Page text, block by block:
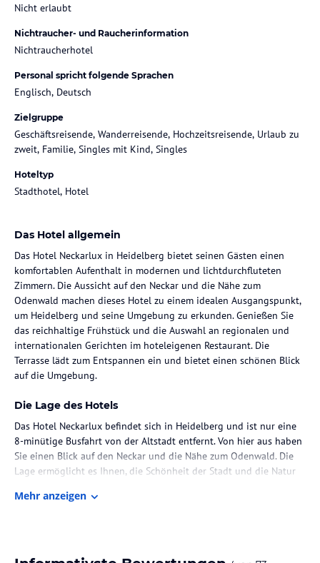
Nicht erlaubt
Nichtraucher- und Raucherinformation
Nichtraucherhotel
Personal spricht folgende Sprachen
Englisch, Deutsch
Zielgruppe
Geschäftsreisende, Wanderreisende, Hochzeitsreisende, Urlaub zu
zweit, Familie, Singles mit Kind, Singles
Hoteltyp
Stadthotel, Hotel
Das Hotel allgemein
Das Hotel Neckarlux in Heidelberg bietet seinen Gästen einen
komfortablen Aufenthalt in modernen und lichtdurchfluteten
Zimmern. Die Aussicht auf den Neckar und die Nähe zum
Odenwald machen dieses Hotel zu einem idealen Ausgangspunkt,
um Heidelberg und seine Umgebung zu erkunden. Genießen Sie
das reichhaltige Frühstück und die Auswahl an regionalen und
internationalen Gerichten im hoteleigenen Restaurant. Die
Terrasse lädt zum Entspannen ein und bietet einen schönen Blick
auf die Umgebung.
Die Lage des Hotels
Das Hotel Neckarlux befindet sich in Heidelberg und ist nur eine
8-minütige Busfahrt von der Altstadt entfernt. Von hier aus haben
Sie einen Blick auf den Neckar und die Nähe zum Odenwald. Die
Lage ermöglicht es Ihnen, die Schönheit der Stadt und die Natur
Mehr anzeigen